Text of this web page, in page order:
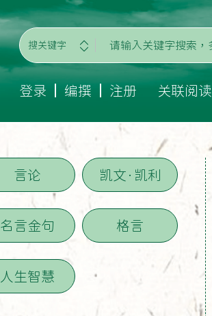
搜关键字
登录 编撰 注册 关联阅读
言论 凯文·凯利
名言金句 格言
人生智慧